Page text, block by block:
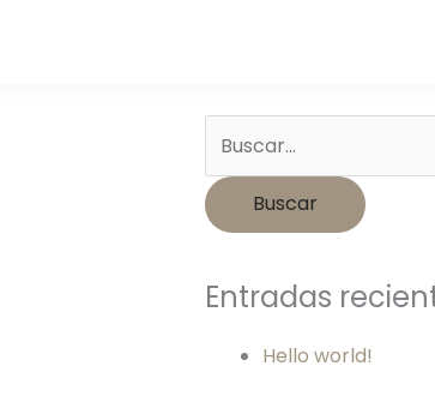
Entradas
Hello world!